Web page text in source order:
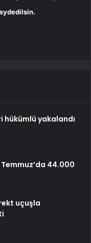
hükümlü yakalandı
44.000
uçuşla